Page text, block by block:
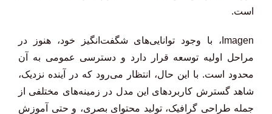
است.
Imagen، با وجود توانایی‌های شگفت‌انگیز خود، هنوز در
مراحل اولیه توسعه قرار دارد و دسترسی عمومی به آن
محدود است. با این حال، انتظار می‌رود که در آینده نزدیک،
شاهد گسترش کاربردهای این مدل در زمینه‌های مختلفی از
جمله طراحی گرافیک، تولید محتوای بصری، و حتی آموزش